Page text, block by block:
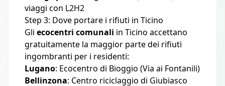
viaggi con L2H2
Step 3: Dove portare i rifiuti in Ticino
Gli ecocentri comunali in Ticino accettano
gratuitamente la maggior parte dei rifiuti
ingombranti per i residenti:
Lugano: Ecocentro di Bioggio (Via ai Fontanili)
Bellinzona: Centro riciclaggio di Giubiasco